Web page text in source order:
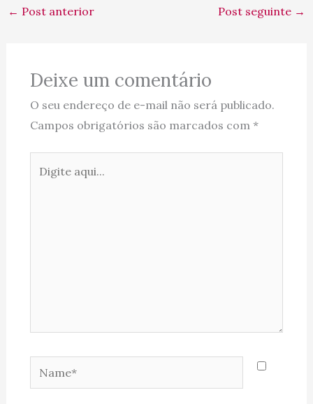
← Post anterior Post seguinte →
Deixe um comentário
O seu endereço de e-mail não será publicado.
Campos obrigatórios são marcados com *
aqui...
Name*